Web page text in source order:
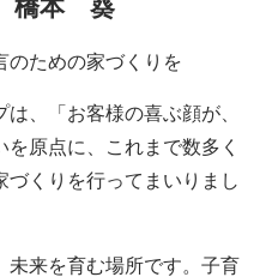
橋本 葵
のための家づくりを
、「お客様の喜ぶ顔が、
原点に、これまで数多く
くりを行ってまいりまし
未来を育む場所です。子育